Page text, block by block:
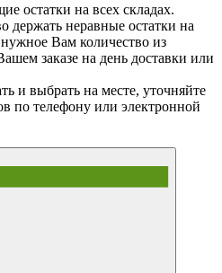
остатки на всех складах.
держать неравные остатки на
Вам количество из
заказе на день доставки или
и выбрать на месте, уточняйте
по телефону или электронной